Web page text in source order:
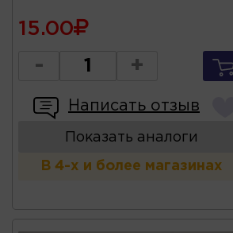
15.00
- +
Написать отзыв
Показать аналоги
В 4-х и более магазинах